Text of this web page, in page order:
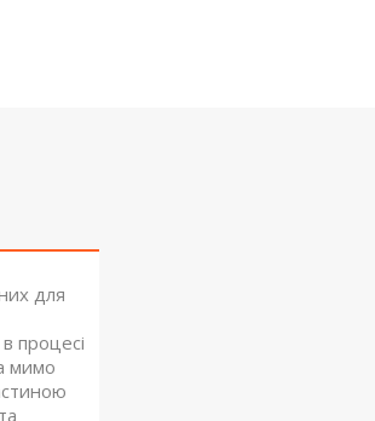
для
процесі
мимо